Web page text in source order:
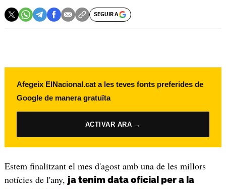
SEGUIR A
Afegeix ElNacional.cat a les teves fonts preferides de
Google de manera gratuïta
ACTIVAR ARA →
Estem finalitzant el mes d'agost amb una de les millors
notícies de l'any, ja tenim data oficial per a la